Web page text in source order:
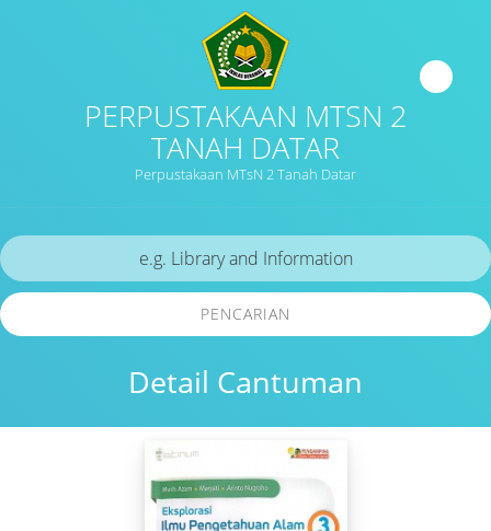
PERPUSTAKAAN MTSN 2
TANAH DATAR
Perpustakaan MTsN 2 Tanah Datar
Detail Cantuman
PENCARIAN